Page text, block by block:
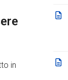
in